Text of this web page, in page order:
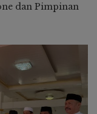
dan Pimpinan